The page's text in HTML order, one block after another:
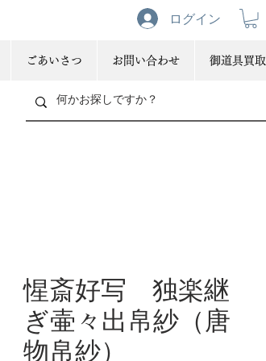
ログイン
ごあいさつ お問い合わせ 御道具買取
惺斎好写 独楽継
ぎ壷々出帛紗（唐
物帛紗）